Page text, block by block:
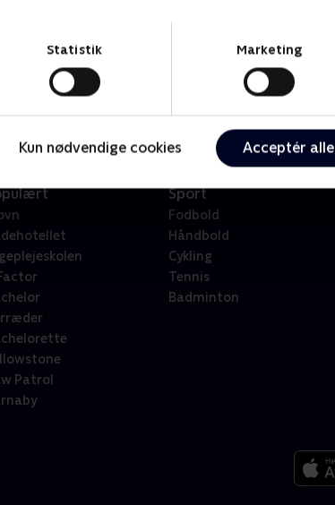
Statistik Marketing
Kun nødvendige cookies Acceptér alle
- The Ninth Jedi LEGO filmen 2
2019 • Film • 1 t. 47 min
Patrol
Sport
Fodbold
Håndbold
Cykling
Tennis
Badminton